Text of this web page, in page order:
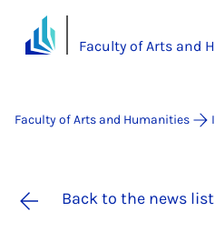
Faculty of Arts and
Faculty of Arts and Humanities
Back to the news list